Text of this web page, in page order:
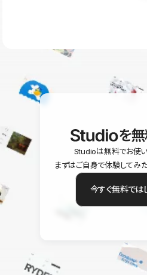
ユーザー同士で質問・相談できるコ
を
Studioは無料でお使い
まずはご自身で体験してみた
今すぐ無料では